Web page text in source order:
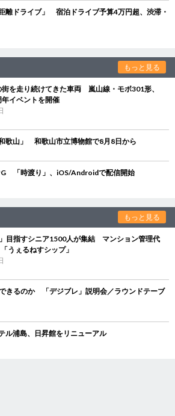
離ドライブ」 宿泊ドライブ予算4万円超、渋滞・
もっと見る
を走り続けてきた車両 嵐山線・モボ301形、
イベントを開催
歌山」 和歌山市立博物館で8月8日から
「時渡り」、iOS/Androidで配信開始
もっと見る
」目指すシニア1500人が集結 マンション管理代
うぇるねすシップ」
きるのか 「デジブレ」説明会／ラウンドテーブ
浦島、日昇館をリニューアル